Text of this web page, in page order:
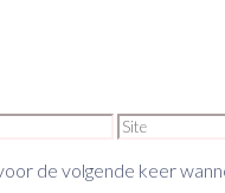
Site
de volgende keer